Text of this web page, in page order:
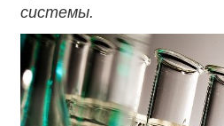
системы.